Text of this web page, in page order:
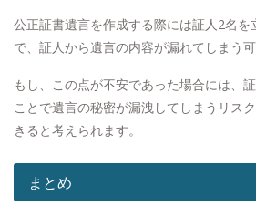
公正証書遺言を作成する際には証人2名
で、証人から遺言の内容が漏れてしまう可
もし、この点が不安であった場合には、
ことで遺言の秘密が漏洩してしまうリス
きると考えられます。
まとめ